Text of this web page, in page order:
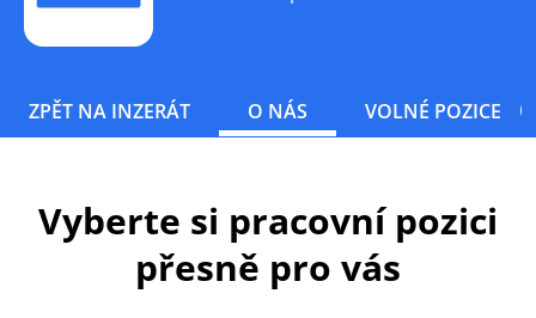
ZPĚT NA INZERÁT O NÁS VOLNÉ POZICE
Vyberte si pracovní pozici
přesně pro vás